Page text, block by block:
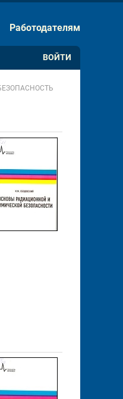
панель
версия сайта
Работодателям
ВОЙТИ